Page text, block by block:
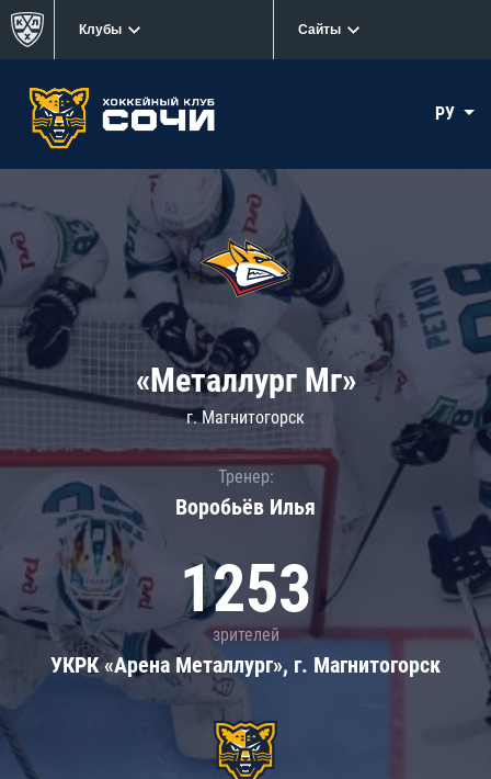
Клубы Сайты
РУ
«Металлург Мг»
г. Магнитогорск
Тренер:
Воробьёв Илья
1253
зрителей
УКРК «Арена Металлург», г. Магнитогорск